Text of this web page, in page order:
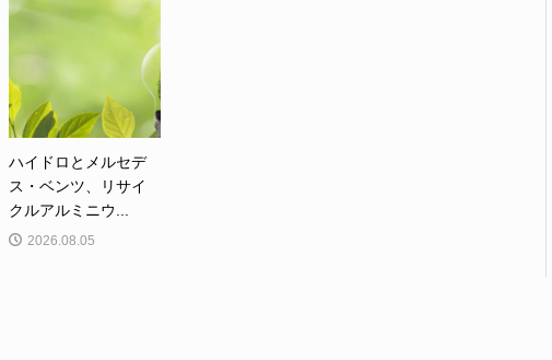
ハイドロとメルセデ
ス・ベンツ、リサイ
クルアルミニウ...
2026.08.05